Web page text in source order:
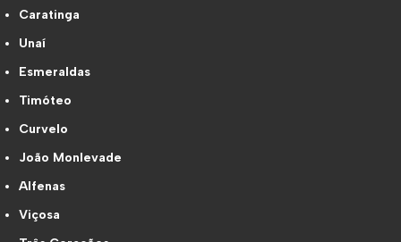
Caratinga
Unaí
Esmeraldas
Timóteo
Curvelo
João Monlevade
Alfenas
Viçosa